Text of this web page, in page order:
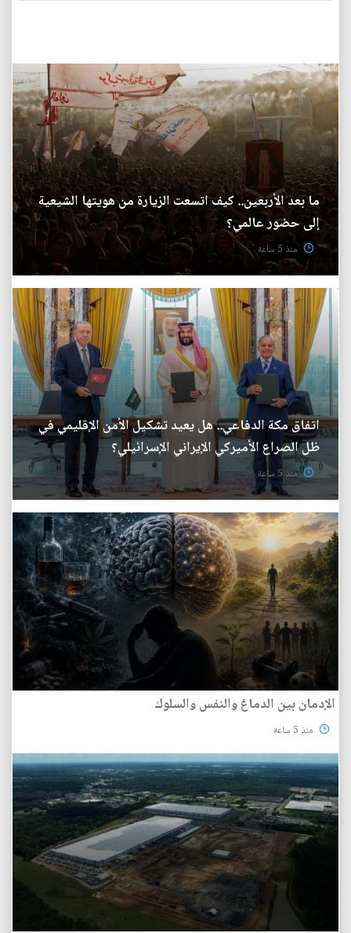
ما بعد الأربعين.. كيف اتسعت الزيارة من هويتها الشيعية
إلى حضور عالمي؟
منذ 5 ساعة
اتفاق مكة الدفاعي.. هل يعيد تشكيل الأمن الإقليمي في
ظل الصراع الأميركي الإيراني الإسرائيلي؟
منذ 5 ساعة
الإدمان بين الدماغ والنفس والسلوك
منذ 5 ساعة